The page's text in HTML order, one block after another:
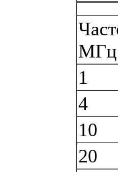
МГц
1
4
10
20